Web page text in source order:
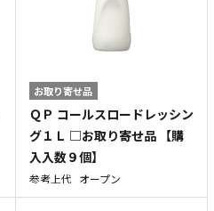
お取り寄せ品
ＱＰ コールスロードレッシン
グ１Ｌ □お取り寄せ品 【購
入入数９個】
参考上代 オープン